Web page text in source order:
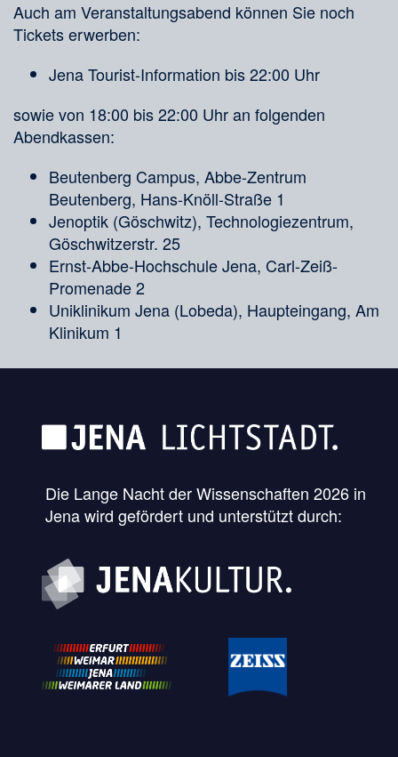
Auch am Veranstaltungsabend können Sie noch
Tickets erwerben:
Jena Tourist-Information bis 22:00 Uhr
sowie von 18:00 bis 22:00 Uhr an folgenden
Abendkassen:
Beutenberg Campus, Abbe-Zentrum
Beutenberg, Hans-Knöll-Straße 1
Jenoptik (Göschwitz), Technologiezentrum,
Göschwitzerstr. 25
Ernst-Abbe-Hochschule Jena, Carl-Zeiß-
Promenade 2
Uniklinikum Jena (Lobeda), Haupteingang, Am
Klinikum 1
Die Lange Nacht der Wissenschaften 2026 in
Jena wird gefördert und unterstützt durch: